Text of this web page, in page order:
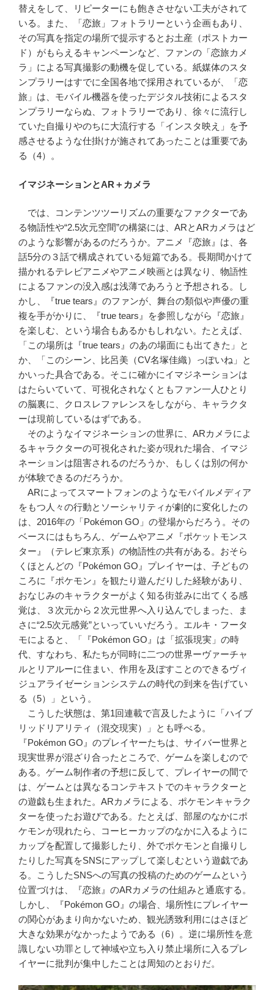
替えをして、リピーターにも飽きさせない工夫がされて
いる。また、「恋旅」フォトラリーという企画もあり、
その写真を指定の場所で提示するとお土産（ポストカー
ド）がもらえるキャンペーンなど、ファンの「恋旅カメ
ラ」による写真撮影の動機を促している。紙媒体のスタ
ンプラリーはすでに全国各地で採用されているが、「恋
旅」は、モバイル機器を使ったデジタル技術によるスタ
ンプラリーならぬ、フォトラリーであり、徐々に流行し
ていた自撮りやのちに大流行する「インスタ映え」を予
感させるような仕掛けが施されてあったことは重要であ
る（4）。
イマジネーションとAR＋カメラ
では、コンテンツツーリズムの重要なファクターであ
る物語性や“2.5次元空間”の構築には、ARとARカメラはど
のような影響があるのだろうか。アニメ『恋旅』は、各
話5分の３話で構成されている短篇である。長期間かけて
描かれるテレビアニメやアニメ映画とは異なり、物語性
によるファンの没入感は浅薄であろうと予想される。し
かし、『true tears』のファンが、舞台の類似や声優の重
複を手がかりに、『true tears』を参照しながら『恋旅』
を楽しむ、という場合もあるかもしれない。たとえば、
「この場所は『true tears』のあの場面にも出てきた」と
か、「このシーン、比呂美（CV名塚佳織）っぽいね」と
かいった具合である。そこに確かにイマジネーションは
はたらいていて、可視化されなくともファン一人ひとり
の脳裏に、クロスレファレンスをしながら、キャラクタ
ーは現前しているはずである。
そのようなイマジネーションの世界に、ARカメラによ
るキャラクターの可視化された姿が現れた場合、イマジ
ネーションは阻害されるのだろうか、もしくは別の何か
が体験できるのだろうか。
ARによってスマートフォンのようなモバイルメディア
をもつ人々の行動とソーシャリティが劇的に変化したの
は、2016年の「Pokémon GO」の登場からだろう。その
ベースにはもちろん、ゲームやアニメ『ポケットモンス
ター』（テレビ東京系）の物語性の共有がある。おそら
くほとんどの『Pokémon GO』プレイヤーは、子どもの
ころに『ポケモン』を観たり遊んだりした経験があり、
おなじみのキャラクターがよく知る街並みに出てくる感
覚は、３次元から２次元世界へ入り込んでしまった、ま
さに“2.5次元感覚”といっていいだろう。エルキ・フータ
モによると、「『Pokémon GO』は「拡張現実」の時
代、すなわち、私たちが同時に二つの世界ーヴァーチャ
ルとリアルーに住まい、作用を及ぼすことのできるヴィ
ジュアライゼーションシステムの時代の到来を告げてい
る（5）」という。
こうした状態は、第1回連載で言及したように「ハイブ
リッドリアリティ（混交現実）」とも呼べる。
『Pokémon GO』のプレイヤーたちは、サイバー世界と
現実世界が混ざり合ったところで、ゲームを楽しむので
ある。ゲーム制作者の予想に反して、プレイヤーの間で
は、ゲームとは異なるコンテキストでのキャラクターと
の遊戯も生まれた。ARカメラによる、ポケモンキャラク
ターを使ったお遊びである。たとえば、部屋のなかにポ
ケモンが現れたら、コーヒーカップのなかに入るように
カップを配置して撮影したり、外でポケモンと自撮りし
たりした写真をSNSにアップして楽しむという遊戯であ
る。こうしたSNSへの写真の投稿のためのゲームという
位置づけは、『恋旅』のARカメラの仕組みと通底する。
しかし、『Pokémon GO』の場合、場所性にプレイヤー
の関心があまり向かないため、観光誘致利用にはさほど
大きな効果がなかったようである（6）。逆に場所性を意
識しない功罪として神域や立ち入り禁止場所に入るプレ
イヤーに批判が集中したことは周知のとおりだ。